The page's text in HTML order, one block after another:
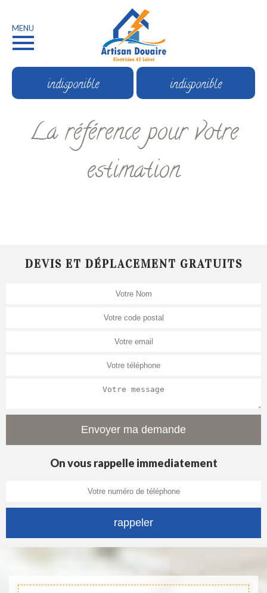
MENU
indisponible indisponible
La référence pour votre
estimation
DEVIS ET DÉPLACEMENT GRATUITS
On vous rappelle immediatement